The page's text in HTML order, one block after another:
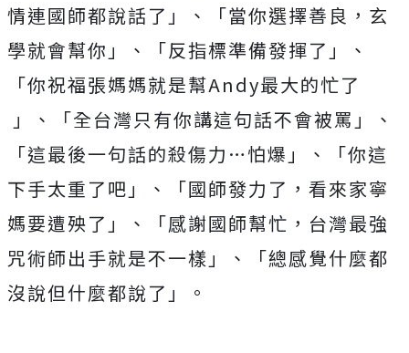
情連國師都說話了」、「當你選擇善良，玄
學就會幫你」、「反指標準備發揮了」、
「你祝福張媽媽就是幫Andy最大的忙了
」、「全台灣只有你講這句話不會被罵」、
「這最後一句話的殺傷力…怕爆」、「你這
下手太重了吧」、「國師發力了，看來家寧
媽要遭殃了」、「感謝國師幫忙，台灣最強
咒術師出手就是不一樣」、「總感覺什麼都
沒說但什麼都說了」。